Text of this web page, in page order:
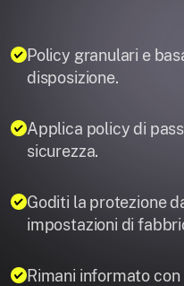
Policy granulari e
disposizione.
Applica policy di
sicurezza.
Goditi la protezione
impostazioni di
Rimani informato